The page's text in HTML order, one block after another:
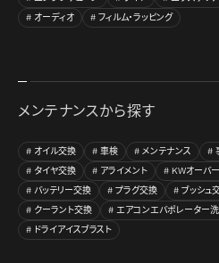
オーディオ
フィルム・ラッピング
メンテナンスから探す
オイル交換 車検 メンテナンス
タイヤ交換
アライメント KWオーバ
バッテリー交換
プラグ交換 ブッシュ
クーラント交換
エアコンエバポレーター
ドライアイスブラスト